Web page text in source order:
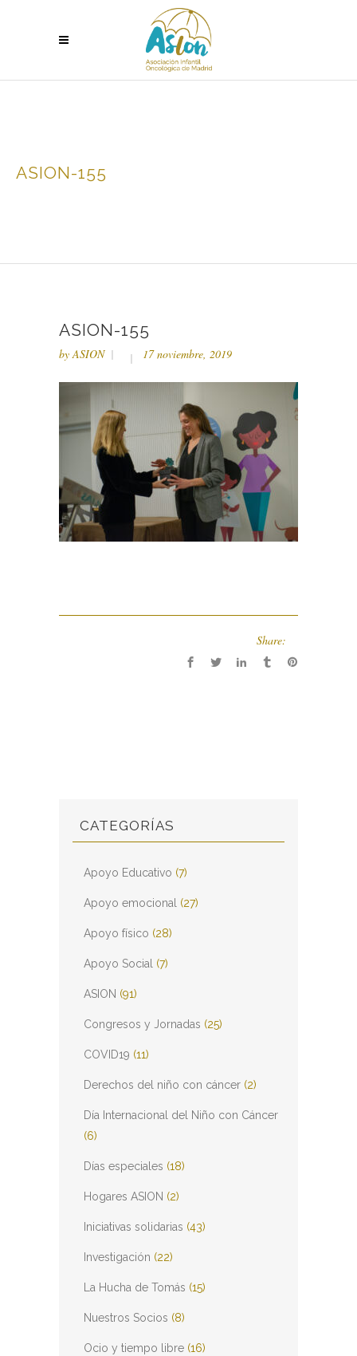
ASION-155
ASION-155
byASION 17 noviembre, 2019
Share:
CATEGORÍAS
Apoyo Educativo (7)
Apoyo emocional (27)
Apoyo físico (28)
Apoyo Social (7)
ASION (91)
Congresos y Jornadas (25)
COVID19 (11)
Derechos del niño con cáncer (2)
Día Internacional del Niño con Cáncer
(6)
Días especiales (18)
Hogares ASION (2)
Iniciativas solidarias (43)
Investigación (22)
La Hucha de Tomás (15)
Nuestros Socios (8)
Ocio y tiempo libre (16)